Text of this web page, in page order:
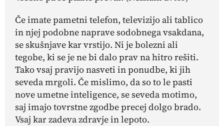
Če imate pametni telefon, televizijo ali tablico
in njej podobne naprave sodobnega vsakdana,
se skušnjave kar vrstijo. Ni je bolezni ali
tegobe, ki se je ne bi dalo prav na hitro rešiti.
Tako vsaj pravijo nasveti in ponudbe, ki jih
seveda mrgoli. Če mislimo, da so to le pasti
nove umetne inteligence, se seveda motimo,
saj imajo tovrstne zgodbe precej dolgo brado.
Vsaj kar zadeva zdravje in lepoto.